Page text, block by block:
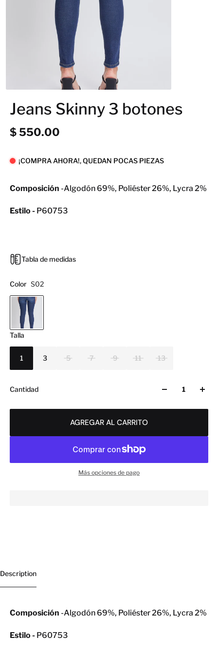
Jeans Skinny 3 botones
$ 550.00
¡COMPRA AHORA!, QUEDAN POCAS PIEZAS
Composición -Algodón 69%, Poliéster 26%, Lycra 2%
Estilo - P60753
Tabla de medidas
Color S02
Talla
1 3 5 7 9 11 13
Cantidad
AGREGAR AL CARRITO
Más opciones de pago
Description
Composición -Algodón 69%, Poliéster 26%, Lycra 2%
Estilo - P60753